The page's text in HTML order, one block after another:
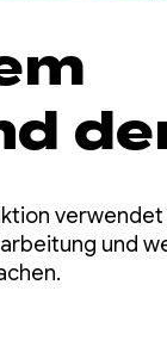
und